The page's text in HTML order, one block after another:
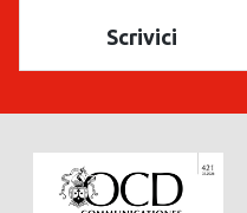
Scrivici